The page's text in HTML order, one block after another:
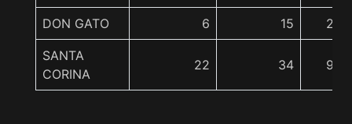
DON GATO 6 15 20
SANTA
CORINA
22 34 98